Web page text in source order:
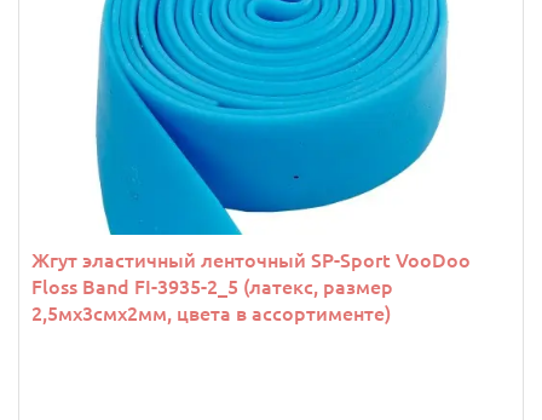
Жгут эластичный ленточный SP-Sport VooDoo
Floss Band FI-3935-2_5 (латекс, размер
2,5мх3смх2мм, цвета в ассортименте)